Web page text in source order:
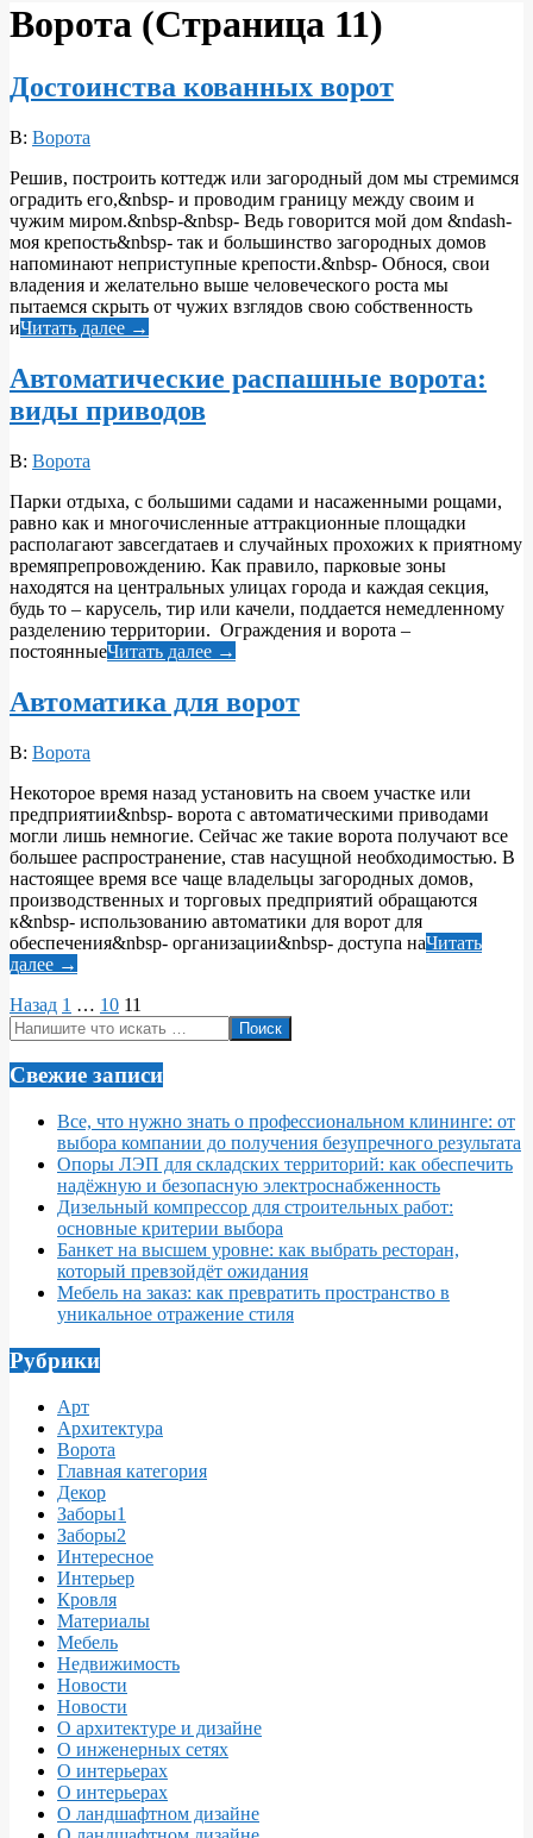
Ворота (Страница 11)
Достоинства кованных ворот
2010-
06
В: Ворота
Решив, построить коттедж или загородный дом мы стремимся
оградить его,&nbsp- и проводим границу между своим и
чужим миром.&nbsp-&nbsp- Ведь говорится мой дом &ndash-
моя крепость&nbsp- так и большинство загородных домов
напоминают неприступные крепости.&nbsp- Обнося, свои
владения и желательно выше человеческого роста мы
пытаемся скрыть от чужих взглядов свою собственность
иЧитать далее →
Автоматические распашные ворота:
виды приводов
2010-
28
В: Ворота
Парки отдыха, с большими садами и насаженными рощами,
равно как и многочисленные аттракционные площадки
располагают завсегдатаев и случайных прохожих к приятному
времяпрепровождению. Как правило, парковые зоны
находятся на центральных улицах города и каждая секция,
будь то – карусель, тир или качели, поддается немедленному
разделению территории. Ограждения и ворота –
постоянныеЧитать далее →
Автоматика для ворот
2010-
23
В: Ворота
Некоторое время назад установить на своем участке или
предприятии&nbsp- ворота с автоматическими приводами
могли лишь немногие. Сейчас же такие ворота получают все
большее распространение, став насущной необходимостью. В
настоящее время все чаще владельцы загородных домов,
производственных и торговых предприятий обращаются
к&nbsp- использованию автоматики для ворот для
обеспечения&nbsp- организации&nbsp- доступа наЧитать
далее →
Пагинация
записей
Назад 1 … 10 11
Поиск
Свежие записи
Все, что нужно знать о профессиональном клининге: от
выбора компании до получения безупречного результата
Опоры ЛЭП для складских территорий: как обеспечить
надёжную и безопасную электроснабженность
Дизельный компрессор для строительных работ:
основные критерии выбора
Банкет на высшем уровне: как выбрать ресторан,
который превзойдёт ожидания
Мебель на заказ: как превратить пространство в
уникальное отражение стиля
Рубрики
Арт
Архитектура
Ворота
Главная категория
Декор
Заборы1
Заборы2
Интересное
Интерьер
Кровля
Материалы
Мебель
Недвижимость
Новости
Новости
О архитектуре и дизайне
О инженерных сетях
О интерьерах
О интерьерах
О ландшафтном дизайне